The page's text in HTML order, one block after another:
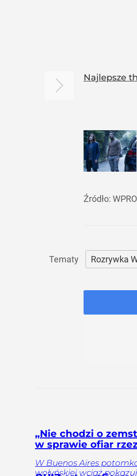
Najlepsze
Źródło:
Rozrywka
„Nie chodzi o
w sprawie ofiar
W Buenos Aires
wołyńskiej wciąż